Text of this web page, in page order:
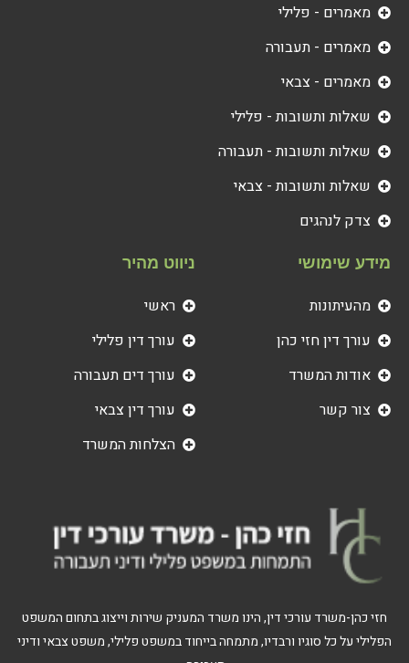
חזי כהן-משרד עורכי דין, הינו משרד המעניק שירות וייצוג בתחום המשפט
הפלילי על כל סוגיו ורבדיו, מתמחה בייחוד במשפט פלילי, משפט צבאי ודיני
ניווט מהיר
ראשי
עורך דין פלילי
עורך דים תעבורה
עורך דין צבאי
הצלחות המשרד
מידע שימושי
מהעיתונות
עורך דין חזי כהן
אודות המשרד
צור קשר
מאמרים - פלילי
מאמרים - תעבורה
מאמרים - צבאי
שאלות ותשובות - פלילי
שאלות ותשובות - תעבורה
שאלות ותשובות - צבאי
צדק לנהגים